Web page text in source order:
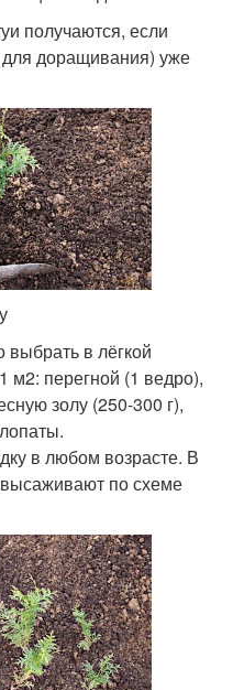
получаются, если
для доращивания) уже
в лёгкой
м2: перегной (1 ведро),
золу (250-300 г),
в любом возрасте. В
по схеме